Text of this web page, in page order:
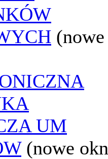
(nowe
UM
(nowe